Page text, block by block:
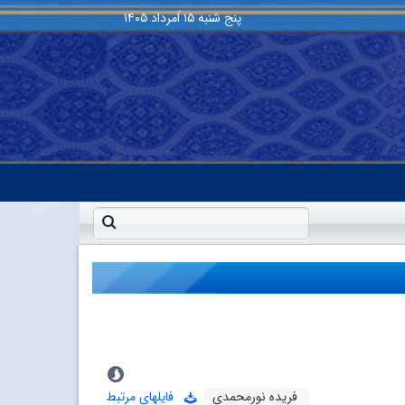
پنج شنبه۱۵ اَمرداد ۱۴۰۵
فریده نورمحمدی فایلهای مرتبط